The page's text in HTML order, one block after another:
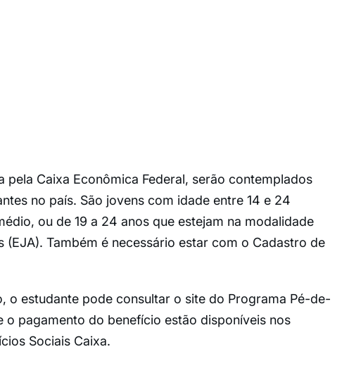
Caixa Econômica Federal, serão contemplados
no país. São jovens com idade entre 14 e 24
ou de 19 a 24 anos que estejam na modalidade
(EJA). Também é necessário estar com o Cadastro de
o estudante pode consultar o site do Programa Pé-de-
o pagamento do benefício estão disponíveis nos
Sociais Caixa.